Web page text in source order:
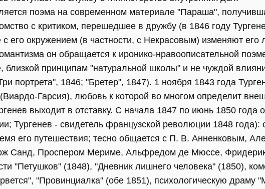
поэма на современном материале "Параша",
с критиком, перешедшее в дружбу (в 1846 году
его окружением (в частности, с Некрасовым) изменяют его
он обращается к иронико-нравоописательной
близкой принципам "натуральной школы" и не чуждой
портрета", 1846; "Бретер", 1847). 1 ноября 1843 года
Гарсия), любовь к которой во многом определит
выходит в отставку. С начала 1847 по июнь 1850 года
Тургенев - свидетель французской революции 1848 года):
его путешествия; тесно общается с П. В. Анненковым,
Санд, Проспером Мериме, Альфредом де Мюссе,
"Петушков" (1848), "Дневник лишнего человека" (1850),
"Провинциалка" (обе 1851), психологическую драму